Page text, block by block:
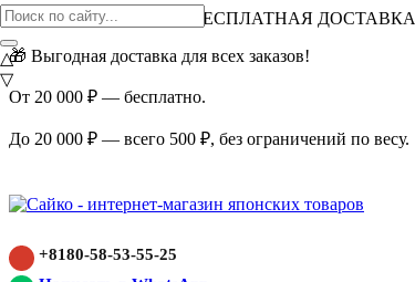
ВНИМАНИЕ АКЦИЯ!
БЕСПЛАТНАЯ ДОСТАВКА
🎁 Выгодная доставка для всех заказов!
От 20 000 ₽ — бесплатно.
До 20 000 ₽ — всего 500 ₽, без ограничений по весу.
+8180-58-53-55-25
△
▽